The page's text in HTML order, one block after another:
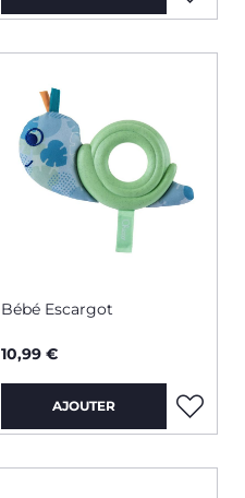
Bébé Escargot
10,99 €
AJOUTER